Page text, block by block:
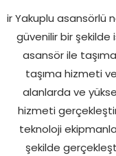
ir Yakuplu asansörlü
güvenilir bir şekilde
asansör ile
taşıma hizmeti
alanlarda ve
hizmeti
teknoloji
şekilde